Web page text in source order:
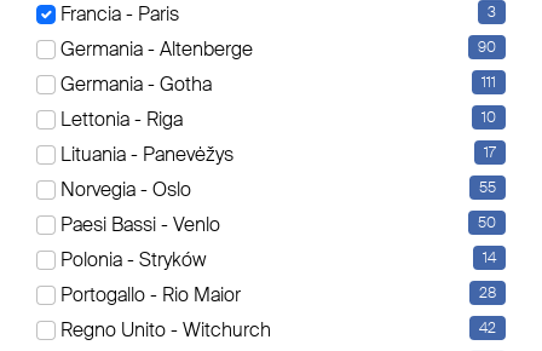
Francia - Paris 3
Germania - Altenberge 90
Germania - Gotha 111
Lettonia - Riga 10
Lituania - Panevėžys 17
Norvegia - Oslo 55
Paesi Bassi - Venlo 50
Polonia - Stryków 14
Portogallo - Rio Maior 28
Regno Unito - Witchurch 42